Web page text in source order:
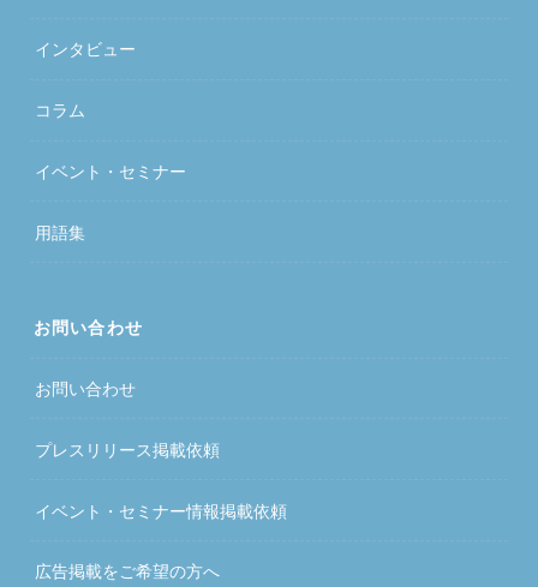
インタビュー
コラム
イベント・セミナー
用語集
お問い合わせ
お問い合わせ
プレスリリース掲載依頼
イベント・セミナー情報掲載依頼
広告掲載をご希望の方へ